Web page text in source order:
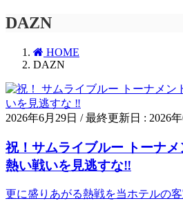
DAZN
HOME
DAZN
2026年6月29日 / 最終更新日 : 2026
祝！サムライブルー トーナ
熱い戦いを見逃すな‼
更に盛りあがる熱戦を当ホテルの